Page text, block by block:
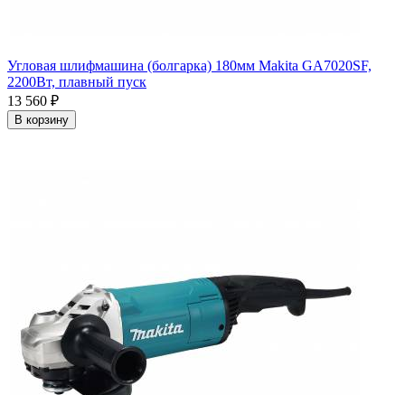
Угловая шлифмашина (болгарка) 180мм Makita GA7020SF,
2200Вт, плавный пуск
13 560 ₽
В корзину